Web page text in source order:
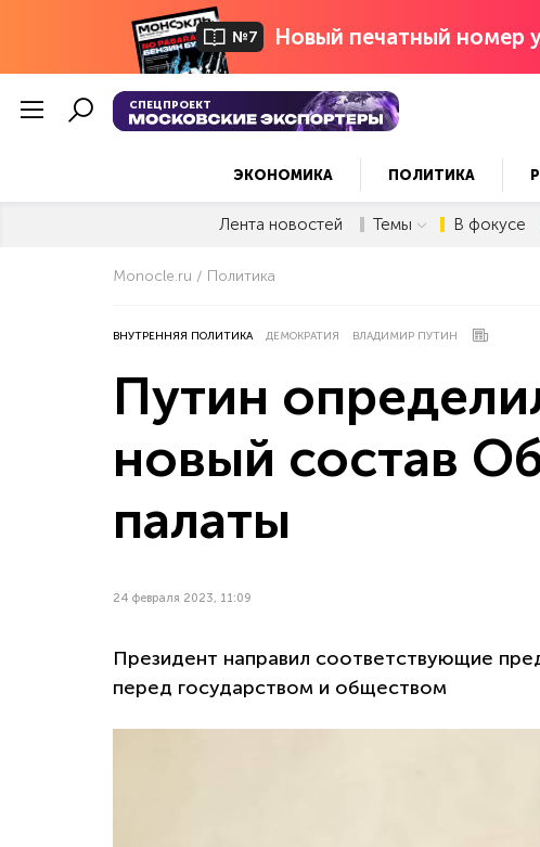
№7 Новый печатный номер
СПЕЦПРОЕКТ
ЭКОНОМИКА ПОЛИТИКА
Лента новостей Темы В фокусе
Monocle.ru Политика
ВНУТРЕННЯЯ ПОЛИТИКА ДЕМОКРАТИЯ ВЛАДИМИР ПУТИН
Путин
новый состав
палаты
24 февраля 2023, 11:09
Президент направил соответствующие
перед государством и обществом